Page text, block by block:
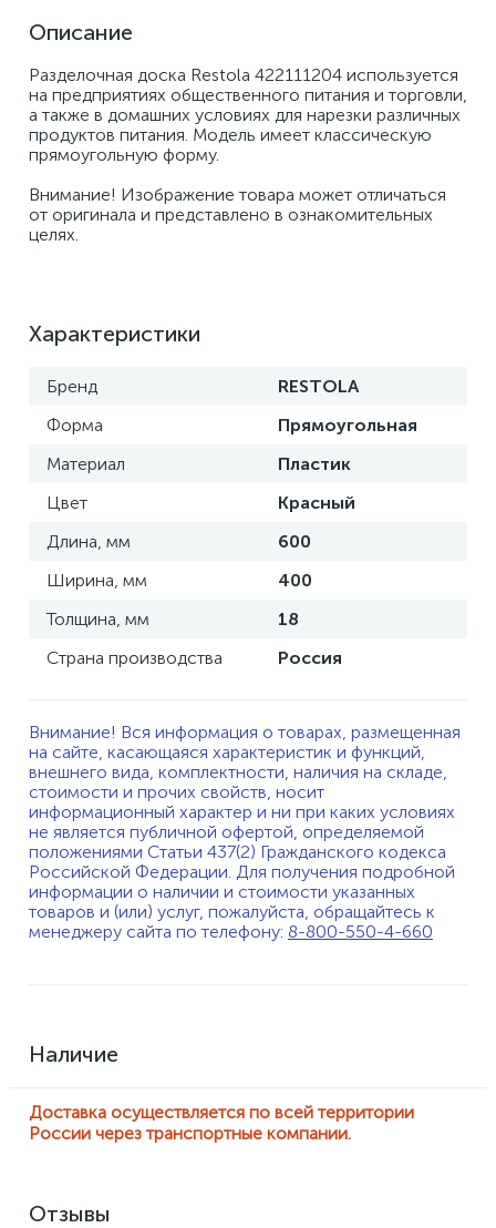
Описание
Разделочная доска Restola 422111204 используется
на предприятиях общественного питания и торговли,
а также в домашних условиях для нарезки различных
продуктов питания. Модель имеет классическую
прямоугольную форму.
Внимание! Изображение товара может отличаться
от оригинала и представлено в ознакомительных
целях.
Характеристики
Бренд
RESTOLA
Форма
Прямоугольная
Материал
Пластик
Цвет
Красный
Длина, мм
600
Ширина, мм
400
Толщина, мм
18
Страна производства
Россия
Внимание! Вся информация о товарах, размещенная
на сайте, касающаяся характеристик и функций,
внешнего вида, комплектности, наличия на складе,
стоимости и прочих свойств, носит
информационный характер и ни при каких условиях
не является публичной офертой, определяемой
положениями Статьи 437(2) Гражданского кодекса
Российской Федерации. Для получения подробной
информации о наличии и стоимости указанных
товаров и (или) услуг, пожалуйста, обращайтесь к
менеджеру сайта по телефону: 8-800-550-4-660
Наличие
Доставка осуществляется по всей территории
России через транспортные компании.
Отзывы